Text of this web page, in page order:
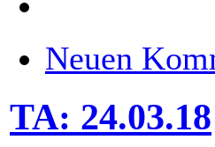
Neuen
TA: 24.03.18